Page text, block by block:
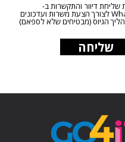
דיוור והתקשרות ב-
WhatsApp לצורך הצעת משרות ועדכונים
הגיוס (מבטיחים שלא לספאם)
שליחה